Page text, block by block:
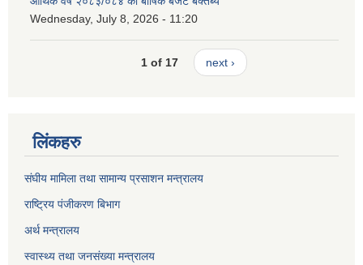
Wednesday, July 8, 2026 - 11:20
1 of 17 next ›
लिंकहरु
संघीय मामिला तथा सामान्य प्रसाशन मन्त्रालय
राष्ट्रिय पंजीकरण बिभाग
अर्थ मन्त्रालय
स्वास्थ्य तथा जनसंख्या मन्त्रालय